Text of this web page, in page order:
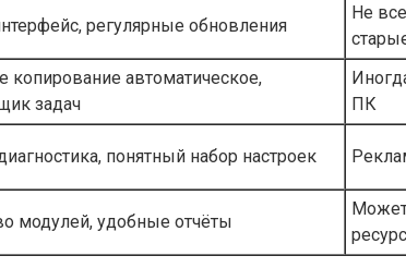
регулярные обновления
Не
копирование автоматическое,
задач
ПК
понятный набор настроек
модулей, удобные отчёты